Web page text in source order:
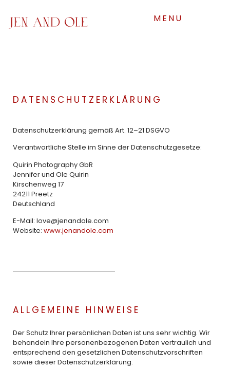
MENU
DATENSCHUTZERKLÄRUNG
Datenschutz­erklärung gemäß Art. 12–21 DSGVO
Verantwortliche Stelle im Sinne der Datenschutzgesetze:
Quirin Photography GbR
Jennifer und Ole Quirin
Kirschenweg 17
24211 Preetz
Deutschland
E-Mail: love@jenandole.com
Website: www.jenandole.com
ALLGEMEINE HINWEISE
Der Schutz Ihrer persönlichen Daten ist uns sehr wichtig. Wir
behandeln Ihre personenbezogenen Daten vertraulich und
entsprechend den gesetzlichen Datenschutzvorschriften
sowie dieser Datenschutzerklärung.